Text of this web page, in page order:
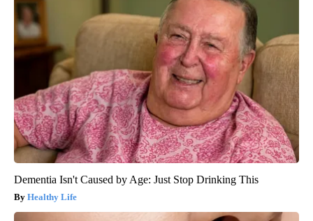
Dementia Isn't Caused by Age: Just Stop Drinking This
Healthy Life